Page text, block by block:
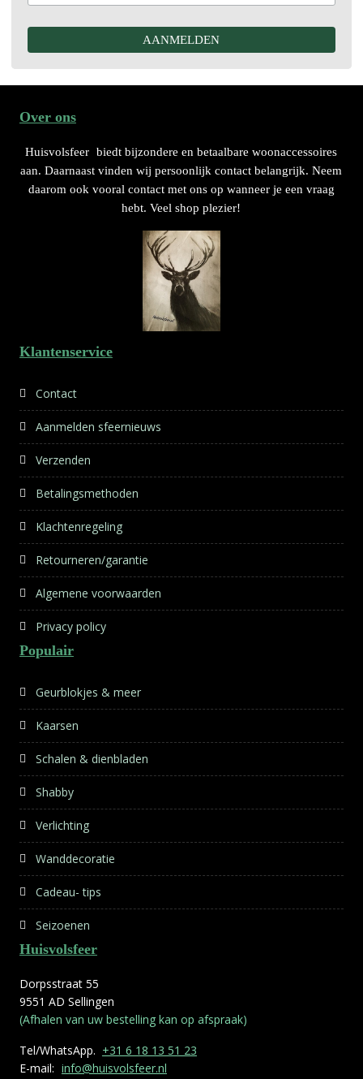
Over ons
Huisvolsfeer biedt bijzondere en betaalbare woonaccessoires
aan. Daarnaast vinden wij persoonlijk contact belangrijk. Neem
daarom ook vooral contact met ons op wanneer je een vraag
hebt. Veel shop plezier!
Klantenservice
Contact
Aanmelden sfeernieuws
Verzenden
Betalingsmethoden
Klachtenregeling
Retourneren/garantie
Algemene voorwaarden
Privacy policy
Populair
Geurblokjes & meer
Kaarsen
Schalen & dienbladen
Shabby
Verlichting
Wanddecoratie
Cadeau- tips
Seizoenen
Huisvolsfeer
Dorpsstraat 55
9551 AD Sellingen
(Afhalen van uw bestelling kan op afspraak)
Tel/WhatsApp. +31 6 18 13 51 23
E-mail: info@huisvolsfeer.nl